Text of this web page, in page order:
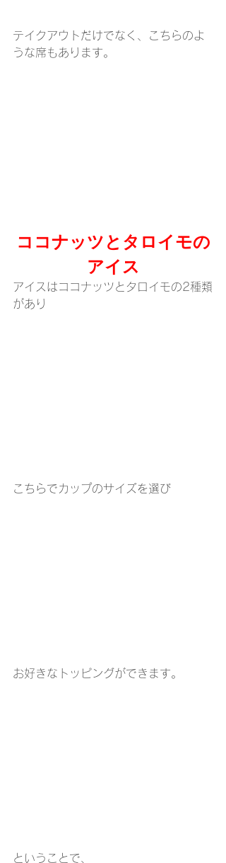
テイクアウトだけでなく、こちらのよ
うな席もあります。
ココナッツとタロイモの
アイス
アイスはココナッツとタロイモの2種類
があり
こちらでカップのサイズを選び
お好きなトッピングができます。
ということで、